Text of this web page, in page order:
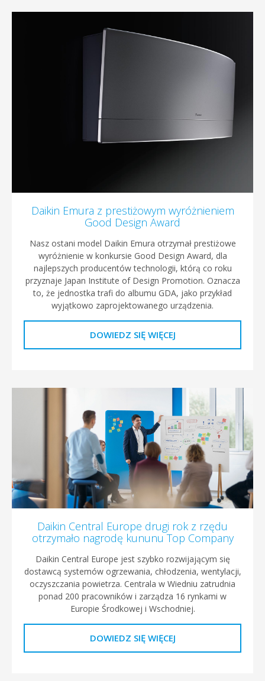
Daikin Emura z prestiżowym wyróżnieniem
Good Design Award
Nasz ostani model Daikin Emura otrzymał prestiżowe
wyróżnienie w konkursie Good Design Award, dla
najlepszych producentów technologii, którą co roku
przyznaje Japan Institute of Design Promotion. Oznacza
to, że jednostka trafi do albumu GDA, jako przykład
wyjątkowo zaprojektowanego urządzenia.
DOWIEDZ SIĘ WIĘCEJ
Daikin Central Europe drugi rok z rzędu
otrzymało nagrodę kununu Top Company
Daikin Central Europe jest szybko rozwijającym się
dostawcą systemów ogrzewania, chłodzenia, wentylacji,
oczyszczania powietrza. Centrala w Wiedniu zatrudnia
ponad 200 pracowników i zarządza 16 rynkami w
Europie Środkowej i Wschodniej.
DOWIEDZ SIĘ WIĘCEJ